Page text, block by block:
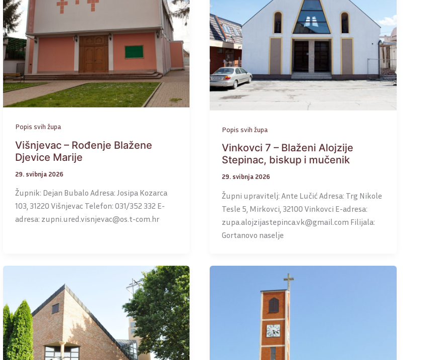
Popis svih župa
Višnjevac – Rođenje Blažene
Djevice Marije
29. svibnja 2026
Župnik: Dejan Bubalo Adresa: Josipa Kozarca
103, 31220 Višnjevac Telefon: 031/352 332 E-
adresa: zupni.ured.visnjevac@os.t-com.hr
Popis svih župa
Vinkovci 7 – Blaženi Alojzije
Stepinac, biskup i mučenik
29. svibnja 2026
Župni upravitelj: Ante Lučić Adresa: Trg Nikole
Tesle 5, Mirkovci, 32100 Vinkovci E-adresa:
zupa.alojzijastepinca.vk@gmail.com Filijala:
Gortanovo naselje